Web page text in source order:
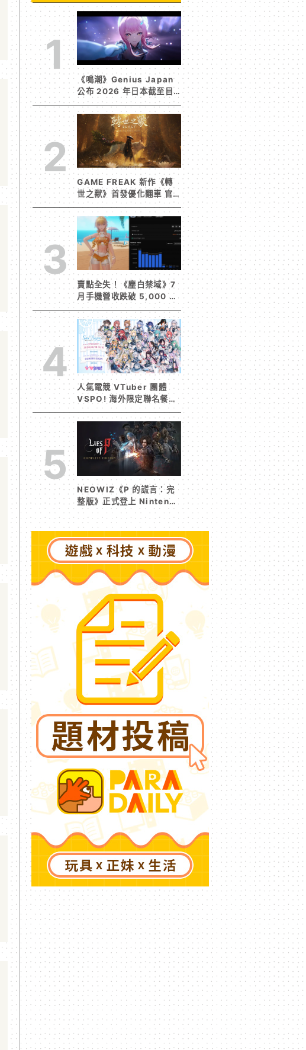
1
《鳴潮》Genius Japan
公布 2026 年日本截至目
前為止人氣歌單《遠航星的
告別》&《自無垠處歸航之
星》入榜
2
GAME FREAK 新作《轉
世之獸》首發優化翻車 官
方急發聲明承諾提供大量更
新彌補
3
賣點全失！《塵白禁域》7
月手機營收跌破 5,000 美
元 停服整改後玩家大量流
失
4
人氣電競 VTuber 團體
VSPO! 海外限定聯名餐廳
《Sail Beyond！～駛向
更遠的彼方～》今夏登場！
5
NEOWIZ《P 的謊言：完
整版》正式登上 Nintendo
Switch 2 收錄遊戲本篇與
DLC《P 的謊言：序曲》完
整體驗克拉特城（Krat）
沒落前後的壯闊篇章